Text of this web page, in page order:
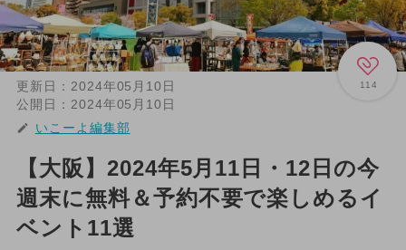
114
更新日： 2024年05月10日
公開日： 2024年05月10日
いこーよ編集部
【大阪】2024年5月11日・12日の今
週末に無料＆予約不要で楽しめるイ
ベント11選